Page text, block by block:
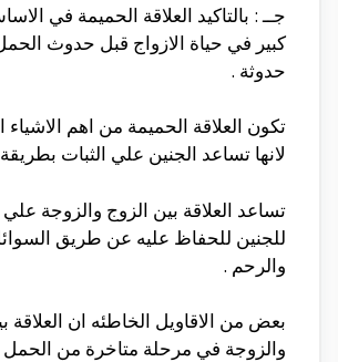
جــ : بالتاكيد العلاقة الحميمة في
كبير في حياة الازواج قبل حدوث
حدوثة .
تكون العلاقة الحميمة من اهم الاشياء
لانها تساعد الجنين علي الثبات
تساعد العلاقة بين الزوج والزوجة
للجنين للحفاظ عليه عن طريق
والرحم .
بعض من الاقاويل الخاطئه ان العلاقة
والزوجة في مرحلة متاخرة من